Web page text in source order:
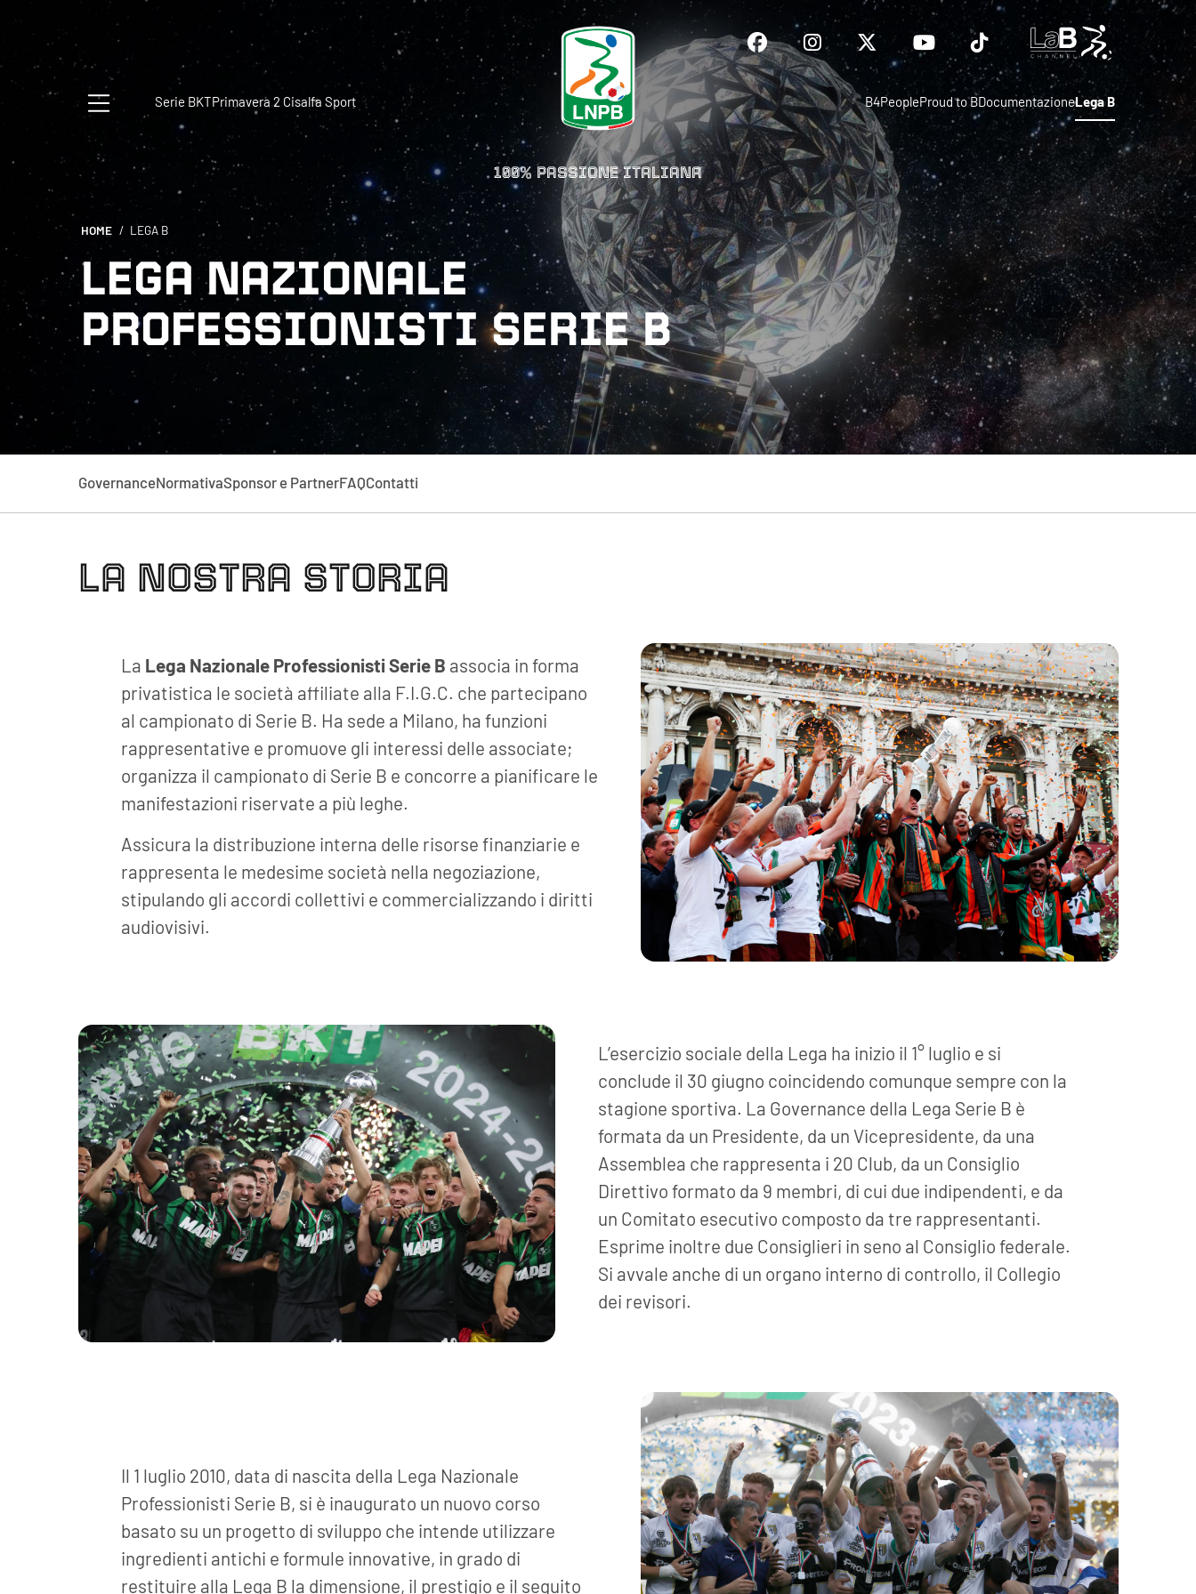
100% PASSIONE ITALIANA
Serie BKTPrimavera 2 Cisalfa Sport B4PeopleProud to BDocumentazioneLega B
HOME LEGA B
LEGA NAZIONALE
PROFESSIONISTI SERIE B
LA NOSTRA STORIA
La Lega Nazionale Professionisti Serie B associa in forma
privatistica le società affiliate alla F.I.G.C. che partecipano
al campionato di Serie B. Ha sede a Milano, ha funzioni
rappresentative e promuove gli interessi delle associate;
organizza il campionato di Serie B e concorre a pianificare le
manifestazioni riservate a più leghe.
Assicura la distribuzione interna delle risorse finanziarie e
rappresenta le medesime società nella negoziazione,
stipulando gli accordi collettivi e commercializzando i diritti
audiovisivi.
L’esercizio sociale della Lega ha inizio il 1° luglio e si
conclude il 30 giugno coincidendo comunque sempre con la
stagione sportiva. La Governance della Lega Serie B è
formata da un Presidente, da un Vicepresidente, da una
Assemblea che rappresenta i 20 Club, da un Consiglio
Direttivo formato da 9 membri, di cui due indipendenti, e da
un Comitato esecutivo composto da tre rappresentanti.
Esprime inoltre due Consiglieri in seno al Consiglio federale.
Si avvale anche di un organo interno di controllo, il Collegio
dei revisori.
Il 1 luglio 2010, data di nascita della Lega Nazionale
Professionisti Serie B, si è inaugurato un nuovo corso
basato su un progetto di sviluppo che intende utilizzare
ingredienti antichi e formule innovative, in grado di
restituire alla Lega B la dimensione, il prestigio e il seguito
GovernanceNormativaSponsor e PartnerFAQContatti